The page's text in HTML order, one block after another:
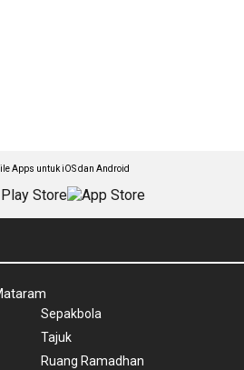
Apps untuk iOS dan Android
Sepakbola
Tajuk
Ruang Ramadhan